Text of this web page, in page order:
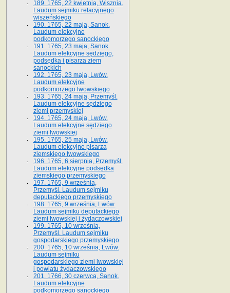
189. 1765, 22 kwietnia, Wisznia.
Laudum sejmiku relacyjnego
wiszeńskiego
190. 1765, 22 maja, Sanok.
Laudum elekcyjne
podkomorzego sanockiego
191. 1765, 23 maja, Sanok.
Laudum elekcyjne sędziego,
podsędka i pisarza ziem
sanockich
192. 1765, 23 maja, Lwów.
Laudum elekcyjne
podkomorzego lwowskiego
193. 1765, 24 maja, Przemyśl.
Laudum elekcyjne sędziego
ziemi przemyskiej
194. 1765, 24 maja, Lwów.
Laudum elekcyjne sędziego
ziemi lwowskiej
195. 1765, 25 maja, Lwów.
Laudum elekcyjne pisarza
ziemskiego lwowskiego
196. 1765, 6 sierpnia, Przemyśl.
Laudum elekcyjne podsędka
ziemskiego przemyskiego
197. 1765, 9 września,
Przemyśl. Laudum sejmiku
deputackiego przemyskiego
198. 1765, 9 września, Lwów.
Laudum sejmiku deputackiego
ziemi lwowskiej i żydaczowskiej
199. 1765, 10 września,
Przemyśl. Laudum sejmiku
gospodarskiego przemyskiego
200. 1765, 10 września, Lwów.
Laudum sejmiku
gospodarskiego ziemi lwowskiej
i powiatu żydaczowskiego
201. 1766, 30 czerwca, Sanok.
Laudum elekcyjne
podkomorzego sanockiego